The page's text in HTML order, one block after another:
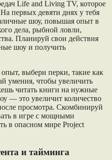
Life and Living TV, которое
первых девяти днях у тебя
шоу, повышая опыт в
дела, рыбной ловли,
Планируй свои действия
шоу и получить
выбери перки, такие как
умения, чтобы увеличить
читать книги на нужные
— это увеличит количество
просмотра. Скомбинируй
в игре с мощными
в опасном мире Project
и тайминга